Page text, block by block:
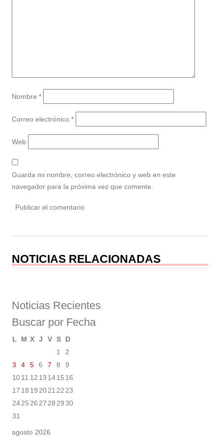
Nombre *
Correo electrónico *
Web
Guarda mi nombre, correo electrónico y web en este
navegador para la próxima vez que comente.
NOTICIAS RELACIONADAS
Noticias Recientes
Buscar por Fecha
agosto 2026
L M X J V S
D
1
2
3
4 5 6 7 8
9
1011 12 13 1415 16
17 18 19 2021 22 23
2425 26 27 28 2930
31